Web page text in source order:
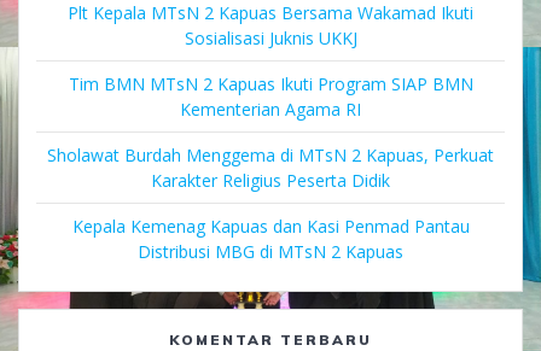
Plt Kepala MTsN 2 Kapuas Bersama Wakamad Ikuti
Sosialisasi Juknis UKKJ
Tim BMN MTsN 2 Kapuas Ikuti Program SIAP BMN
Kementerian Agama RI
Sholawat Burdah Menggema di MTsN 2 Kapuas, Perkuat
Karakter Religius Peserta Didik
Kepala Kemenag Kapuas dan Kasi Penmad Pantau
Distribusi MBG di MTsN 2 Kapuas
KOMENTAR TERBARU